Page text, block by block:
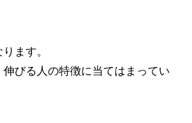
ます。
びる人の特徴に当てはまってい